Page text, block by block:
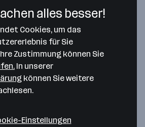
haben unsere Mitarbeiter
alles besser!
Cookies, um das
für Sie
Zustimmung können Sie
In unserer
können Sie weitere
Einstellungen